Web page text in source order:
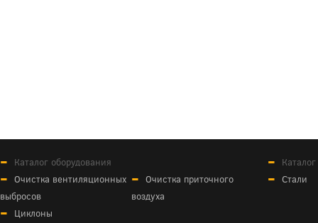
Каталог оборудования
Очистка вентиляционных
выбросов
Очистка приточного
воздуха
Циклоны
Стали